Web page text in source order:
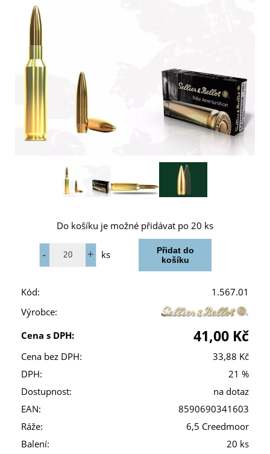
Do košíku je možné přidávat po 20 ks
ks
Kód:
1.567.01
Výrobce:
Cena s DPH:
41,00 Kč
Cena bez DPH:
33,88 Kč
DPH:
21 %
Dostupnost:
na dotaz
EAN:
8590690341603
Ráže:
6,5 Creedmoor
Balení:
20 ks